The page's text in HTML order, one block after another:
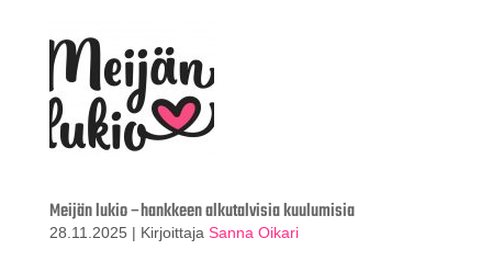
Meijän lukio –hankkeen alkutalvisia kuulumisia
28.11.2025 | Kirjoittaja Sanna Oikari